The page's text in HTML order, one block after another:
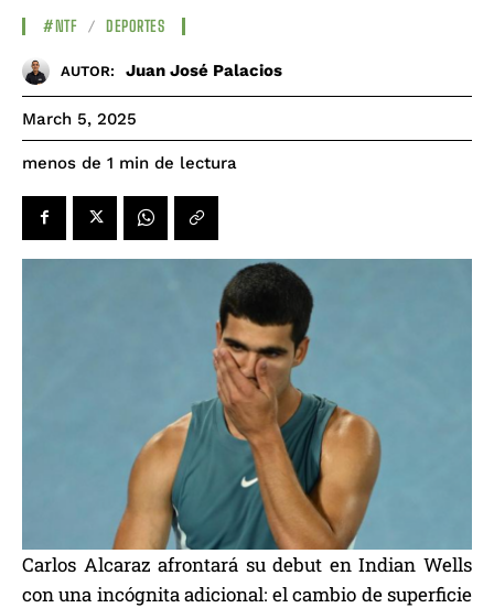
#NTF DEPORTES
AUTOR: Juan José Palacios
March 5, 2025
menos de 1 min de lectura
Carlos Alcaraz afrontará su debut en Indian Wells
con una incógnita adicional: el cambio de superficie